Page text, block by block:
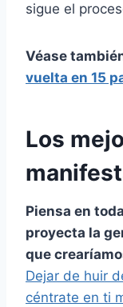
sigue el
Véase
vuelta en 15
Los
Piensa en
proyecta la
que
Dejar de huir
céntrate en ti